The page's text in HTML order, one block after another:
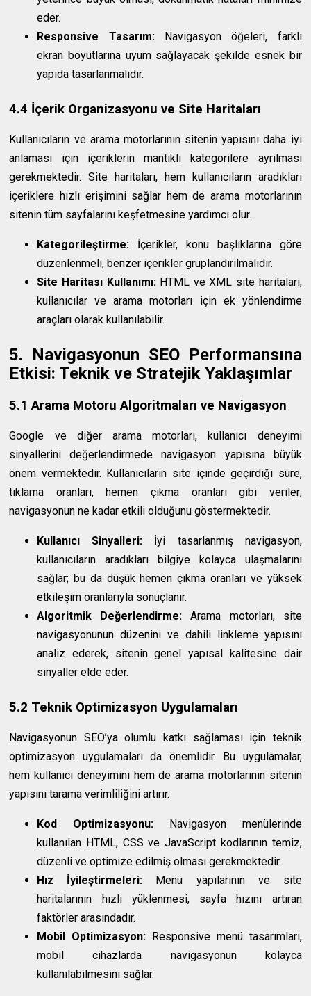
eder.
Responsive Tasarım:Navigasyon öğeleri, farklı
ekran boyutlarına uyum sağlayacak şekilde esnek bir
yapıda tasarlanmalıdır.
4.4 İçerik Organizasyonu ve Site Haritaları
Kullanıcıların ve arama motorlarının sitenin yapısını daha iyi
anlaması için içeriklerin mantıklı kategorilere ayrılması
gerekmektedir. Site haritaları, hem kullanıcıların aradıkları
içeriklere hızlı erişimini sağlar hem de arama motorlarının
sitenin tüm sayfalarını keşfetmesine yardımcı olur.
Kategorileştirme: İçerikler, konu başlıklarına göre
düzenlenmeli, benzer içerikler gruplandırılmalıdır.
Site Haritası Kullanımı:HTML ve XML site haritaları,
kullanıcılar ve arama motorları için ek yönlendirme
araçları olarak kullanılabilir.
5. Navigasyonun SEO Performansına
Etkisi: Teknik ve Stratejik Yaklaşımlar
5.1 Arama Motoru Algoritmaları ve Navigasyon
Google ve diğer arama motorları, kullanıcı deneyimi
sinyallerini değerlendirmede navigasyon yapısına büyük
önem vermektedir. Kullanıcıların site içinde geçirdiği süre,
tıklama oranları, hemen çıkma oranları gibi veriler;
navigasyonun ne kadar etkili olduğunu göstermektedir.
Kullanıcı Sinyalleri: İyi tasarlanmış navigasyon,
kullanıcıların aradıkları bilgiye kolayca ulaşmalarını
sağlar; bu da düşük hemen çıkma oranları ve yüksek
etkileşim oranlarıyla sonuçlanır.
Algoritmik Değerlendirme: Arama motorları, site
navigasyonunun düzenini ve dahili linkleme yapısını
analiz ederek, sitenin genel yapısal kalitesine dair
sinyaller elde eder.
5.2 Teknik Optimizasyon Uygulamaları
Navigasyonun SEO’ya olumlu katkı sağlaması için teknik
optimizasyon uygulamaları da önemlidir. Bu uygulamalar,
hem kullanıcı deneyimini hem de arama motorlarının sitenin
yapısını tarama verimliliğini artırır.
Kod Optimizasyonu: Navigasyon menülerinde
kullanılan HTML, CSS ve JavaScript kodlarının temiz,
düzenli ve optimize edilmiş olması gerekmektedir.
Hız İyileştirmeleri: Menü yapılarının ve site
haritalarının hızlı yüklenmesi, sayfa hızını artıran
faktörler arasındadır.
Mobil Optimizasyon: Responsive menü tasarımları,
mobil cihazlarda navigasyonun kolayca
kullanılabilmesini sağlar.